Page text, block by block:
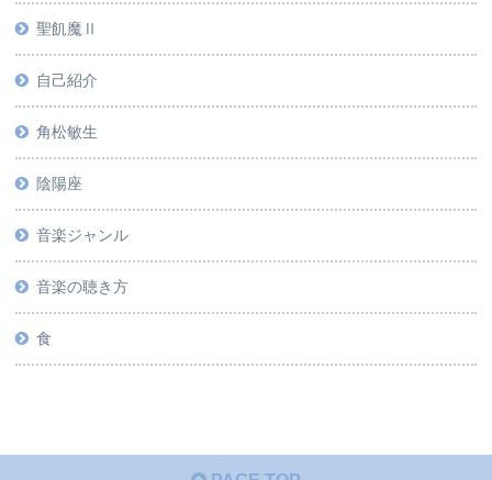
聖飢魔Ⅱ
自己紹介
角松敏生
陰陽座
音楽ジャンル
音楽の聴き方
食